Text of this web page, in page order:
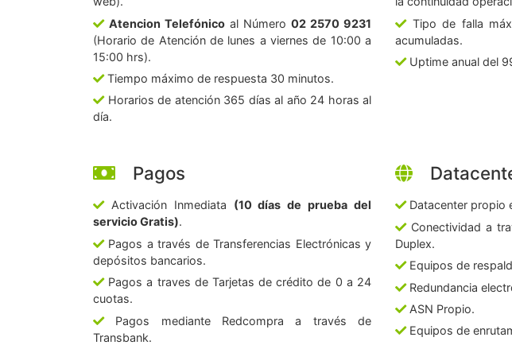
Atencion Telefónico al Número 02 2570 9231
(Horario de Atención de lunes a viernes de 10:00 a
15:00 hrs).
Tiempo máximo de respuesta 30 minutos.
Horarios de atención 365 días al año 24 horas al
día.
Tipo de falla
acumuladas.
Uptime anual del
Pagos
Activación Inmediata (10 días de prueba del
servicio Gratis).
Pagos a través de Transferencias Electrónicas y
depósitos bancarios.
Pagos a traves de Tarjetas de crédito de 0 a 24
cuotas.
Pagos mediante Redcompra a través de
Transbank.
Datacenter propio
Conectividad a
Duplex.
Equipos de
Redundancia
ASN Propio.
Equipos de